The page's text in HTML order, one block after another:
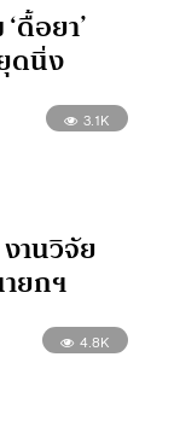
ดื้อยา’
ดนิ่ง
3.1K
านวิจัย
ยกฯ
4.8K